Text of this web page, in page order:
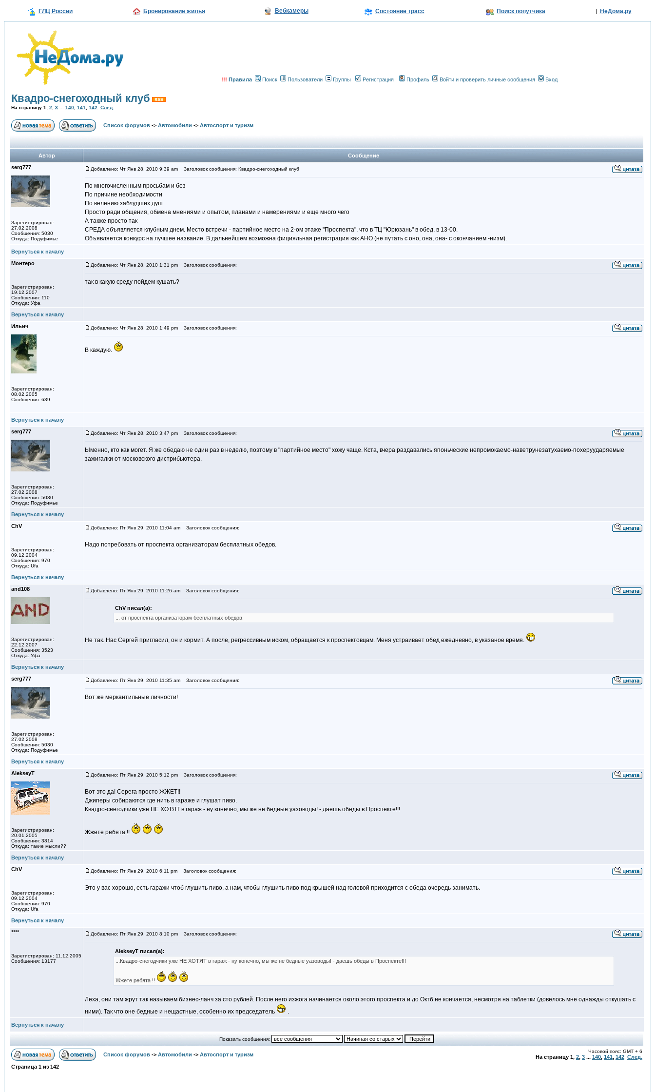
ГЛЦ России Бронирование жилья Вебкамеры Состояние трасс Поиск попутчика | НеДома.ру
!!! Правила Поиск Пользователи Группы Регистрация Профиль Войти и проверить личные сообщения Вход
Квадро-снегоходный клуб
На страницу 1 2 3 140 141 142 След.
Список форумов -> Автомобили -> Автоспорт и туризм
Автор
Сообщение
serg777
Зарегистрирован:
27.02.2008
Сообщения: 5030
Откуда: Подуфимье
Добавлено: Чт Янв 28, 2010 9:39 am Заголовок сообщения: Квадро-снегоходный клуб
По многочисленным просьбам и без
По причине необходимости
По велению заблудших душ
Просто ради общения, обмена мнениями и опытом, планами и намерениями и еще много чего
А также просто так
СРЕДА объявляется клубным днем. Место встречи - партийное место на 2-ом этаже "Проспекта", что в ТЦ "Юрюзань" в обед, в 13-00.
Объявляется конкурс на лучшее название. В дальнейшем возможна фицияльная регистрация как АНО (не путать с оно, она, она- с окончанием -низм).
Вернуться к началу
Монтеро
Зарегистрирован:
19.12.2007
Сообщения: 110
Откуда: Уфа
Добавлено: Чт Янв 28, 2010 1:31 pm Заголовок сообщения:
так в какую среду пойдем кушать?
Вернуться к началу
Ильич
Зарегистрирован:
08.02.2005
Сообщения: 639
Добавлено: Чт Янв 28, 2010 1:49 pm Заголовок сообщения:
В каждую.
Вернуться к началу
serg777
Зарегистрирован:
27.02.2008
Сообщения: 5030
Откуда: Подуфимье
Добавлено: Чт Янв 28, 2010 3:47 pm Заголовок сообщения:
Ыменно, кто как могет. Я же обедаю не один раз в неделю, поэтому в "партийное место" хожу чаще. Кста, вчера раздавались японьческие непромокаемо-наветрунезатухаемо-похеруударяемые
зажигалки от московского дистрибьютера.
Вернуться к началу
ChV
Зарегистрирован:
09.12.2004
Сообщения: 970
Откуда: Ufa
Добавлено: Пт Янв 29, 2010 11:04 am Заголовок сообщения:
Надо потребовать от проспекта организаторам бесплатных обедов.
Вернуться к началу
and108
Зарегистрирован:
22.12.2007
Сообщения: 3523
Откуда: Уфа
Добавлено: Пт Янв 29, 2010 11:26 am Заголовок сообщения:
ChV писал(а):
... от проспекта организаторам бесплатных обедов.
Не так. Нас Сергей пригласил, он и кормит. А после, регрессивным иском, обращается к проспектовцам. Меня устраивает обед ежедневно, в указаное время.
Вернуться к началу
serg777
Зарегистрирован:
27.02.2008
Сообщения: 5030
Откуда: Подуфимье
Добавлено: Пт Янв 29, 2010 11:35 am Заголовок сообщения:
Вот же меркантильные личности!
Вернуться к началу
AlekseyT
Зарегистрирован:
20.01.2005
Сообщения: 3814
Откуда: такие мысли??
Добавлено: Пт Янв 29, 2010 5:12 pm Заголовок сообщения:
Вот это да! Серега просто ЖЖЕТ!!
Джиперы собираются где нить в гараже и глушат пиво.
Квадро-снегодчики уже НЕ ХОТЯТ в гараж - ну конечно, мы же не бедные уазоводы! - даешь обеды в Проспекте!!!
Жжете ребята !!
Вернуться к началу
ChV
Зарегистрирован:
09.12.2004
Сообщения: 970
Откуда: Ufa
Добавлено: Пт Янв 29, 2010 6:11 pm Заголовок сообщения:
Это у вас хорошо, есть гаражи чтоб глушить пиво, а нам, чтобы глушить пиво под крышей над головой приходится с обеда очередь занимать.
Вернуться к началу
****
Зарегистрирован: 11.12.2005
Сообщения: 13177
Добавлено: Пт Янв 29, 2010 8:10 pm Заголовок сообщения:
AlekseyT писал(а):
...Квадро-снегодчики уже НЕ ХОТЯТ в гараж - ну конечно, мы же не бедные уазоводы! - даешь обеды в Проспекте!!!
Жжете ребята !!
Леха, они там жрут так называем бизнес-ланч за сто рублей. После него изжога начинается около этого проспекта и до Октб не кончается, несмотря на таблетки (довелось мне однажды откушать с
ними). Так что оне бедные и нещастные, особенно их председатель
.
Вернуться к началу
Показать сообщения:
Список форумов -> Автомобили -> Автоспорт и туризм
Часовой пояс: GMT + 6
На страницу 1, 2, 3 ... 140, 141, 142 След.
Страница 1 из 142